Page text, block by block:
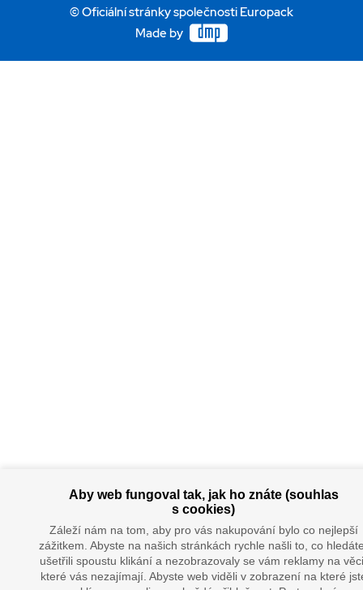
© Oficiální stránky společnosti Europack
Made by
Aby web fungoval tak, jak ho znáte (souhlas
s cookies)
Záleží nám na tom, aby pro vás nakupování bylo co nejlepší
zážitkem. Abyste na našich stránkách rychle našli to, co
ušetřili spoustu klikání a nezobrazovaly se vám reklamy na
které vás nezajímají. Abyste web viděli v zobrazení na které